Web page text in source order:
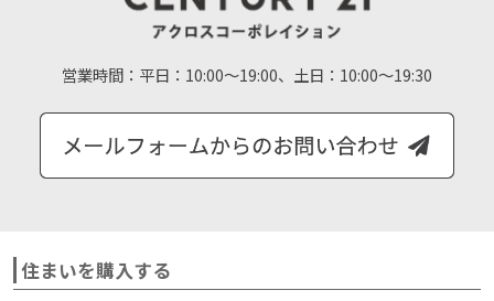
営業時間： 平日：10:00～19:00、土日：10:00～19:30
住まいを購入する